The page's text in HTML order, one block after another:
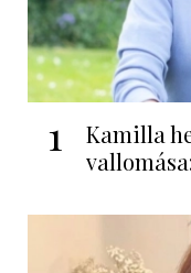
1
Kamilla